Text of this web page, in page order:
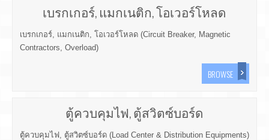
เบรกเกอร์, แมกเนติก, โอเวอร์โหลด
เบรกเกอร์, แมกเนติก, โอเวอร์โหลด (Circuit Breaker, Magnetic
Contractors, Overload)
BROWSE
ตู้ควบคุมไฟ, ตู้สวิตซ์บอร์ด
ตู้ควบคุมไฟ, ตู้สวิตซ์บอร์ด (Load Center & Distribution Equipments)